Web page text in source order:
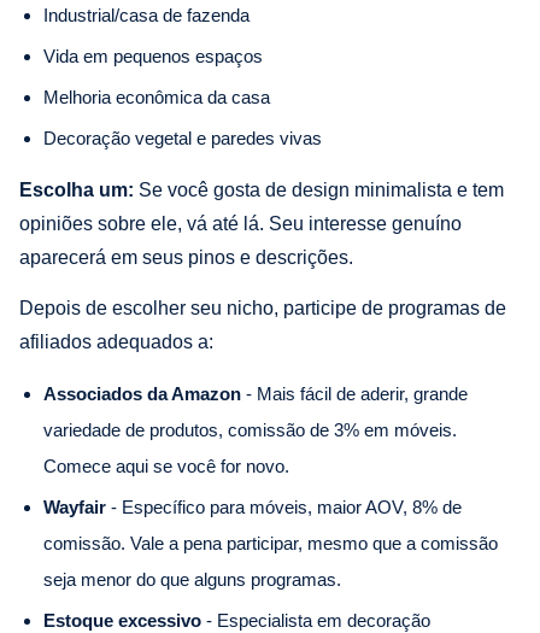
Industrial/casa de fazenda
Vida em pequenos espaços
Melhoria econômica da casa
Decoração vegetal e paredes vivas
Escolha um: Se você gosta de design minimalista e tem
opiniões sobre ele, vá até lá. Seu interesse genuíno
aparecerá em seus pinos e descrições.
Depois de escolher seu nicho, participe de programas de
afiliados adequados a:
Associados da Amazon - Mais fácil de aderir, grande
variedade de produtos, comissão de 3% em móveis.
Comece aqui se você for novo.
Wayfair - Específico para móveis, maior AOV, 8% de
comissão. Vale a pena participar, mesmo que a comissão
seja menor do que alguns programas.
Estoque excessivo - Especialista em decoração